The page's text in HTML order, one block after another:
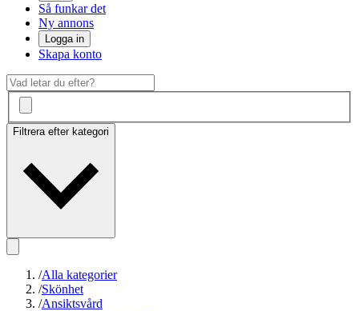
Så funkar det
Ny annons
Logga in
Skapa konto
Filtrera efter kategori
/Alla kategorier
/Skönhet
/Ansiktsvård